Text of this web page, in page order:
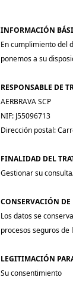
INFORMACIÓN
En cumplimiento del
ponemos a su
RESPONSABLE DE
AERBRAVA SCP
NIF: J55096713
Dirección postal:
FINALIDAD DEL
Gestionar su
CONSERVACIÓN DE
Los datos se
procesos seguros de
LEGITIMACIÓN
Su consentimiento